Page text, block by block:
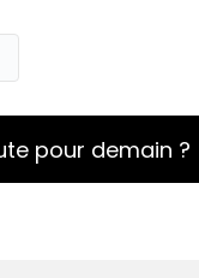
pour demain ?